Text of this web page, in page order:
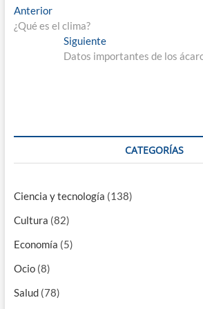
Navegación
de
entradas
AnteriorEntrada
anterior:
¿Qué es el clima?
SiguienteEntrada
siguiente:
Datos importantes de los
CATEGORÍAS
Ciencia y tecnología (138)
Cultura (82)
Economía (5)
Ocio(8)
Salud(78)